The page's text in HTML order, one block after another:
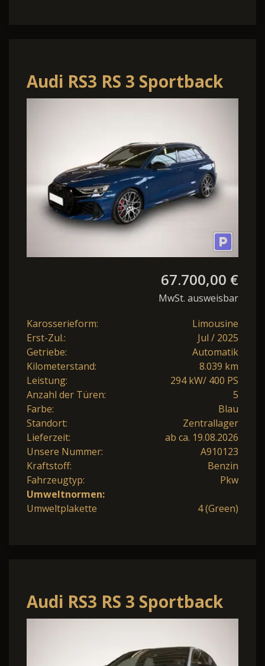
Audi RS3 RS 3 Sportback
qu.S-tronic
67.700,00 €
MwSt. ausweisbar
Karosserieform:
Limousine
Erst-Zul.:
Jul / 2025
Getriebe:
Automatik
Kilometerstand:
8.039 km
Leistung:
294 kW/ 400 PS
Anzahl der Türen:
5
Farbe:
Blau
Standort:
Zentrallager
Lieferzeit:
ab ca. 19.08.2026
Unsere Nummer:
A910123
Kraftstoff:
Benzin
Fahrzeugtyp:
Pkw
Umweltnormen:
Umweltplakette
4 (Green)
Audi RS3 RS 3 Sportback
2.5 TFSI Schalensitze
Panodach oh